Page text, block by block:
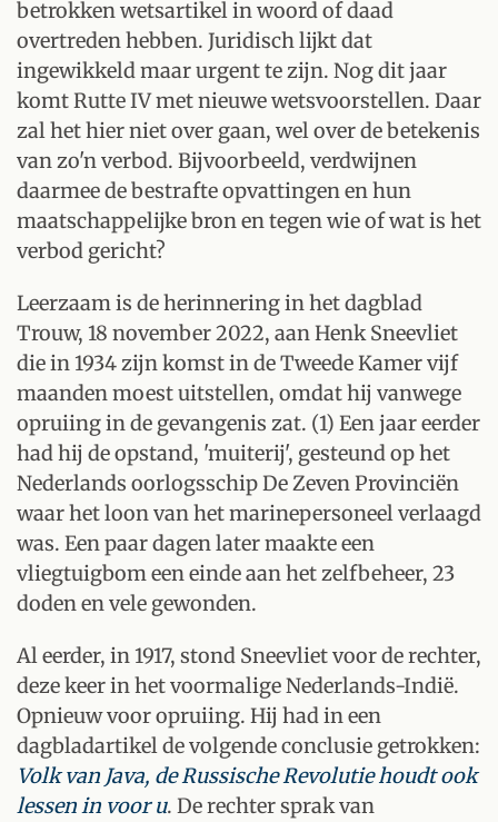
betrokken wetsartikel in woord of daad
overtreden hebben. Juridisch lijkt dat
ingewikkeld maar urgent te zijn. Nog dit jaar
komt Rutte IV met nieuwe wetsvoorstellen. Daar
zal het hier niet over gaan, wel over de betekenis
van zo'n verbod. Bijvoorbeeld, verdwijnen
daarmee de bestrafte opvattingen en hun
maatschappelijke bron en tegen wie of wat is het
verbod gericht?
Leerzaam is de herinnering in het dagblad
Trouw, 18 november 2022, aan Henk Sneevliet
die in 1934 zijn komst in de Tweede Kamer vijf
maanden moest uitstellen, omdat hij vanwege
opruiing in de gevangenis zat. (1) Een jaar eerder
had hij de opstand, 'muiterij', gesteund op het
Nederlands oorlogsschip De Zeven Provinciën
waar het loon van het marinepersoneel verlaagd
was. Een paar dagen later maakte een
vliegtuigbom een einde aan het zelfbeheer, 23
doden en vele gewonden.
Al eerder, in 1917, stond Sneevliet voor de rechter,
deze keer in het voormalige Nederlands-Indië.
Opnieuw voor opruiing. Hij had in een
dagbladartikel de volgende conclusie getrokken:
Volk van Java, de Russische Revolutie houdt ook
lessen in voor u. De rechter sprak van